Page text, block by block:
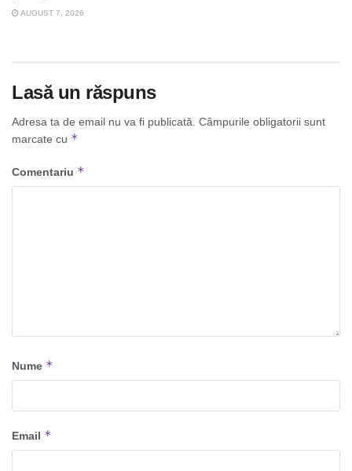
AUGUST 7, 2026
Lasă un răspuns
Adresa ta de email nu va fi publicată. Câmpurile obligatorii sunt
marcate cu *
Comentariu *
Nume *
Email *